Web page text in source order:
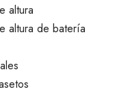
altura
altura de batería